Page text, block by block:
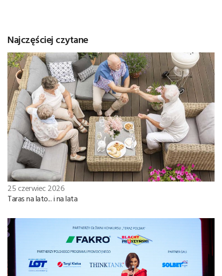
Najczęściej czytane
25 czerwiec 2026
Taras na lato... i na lata